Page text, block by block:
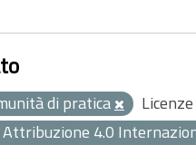
di pratica
4.0